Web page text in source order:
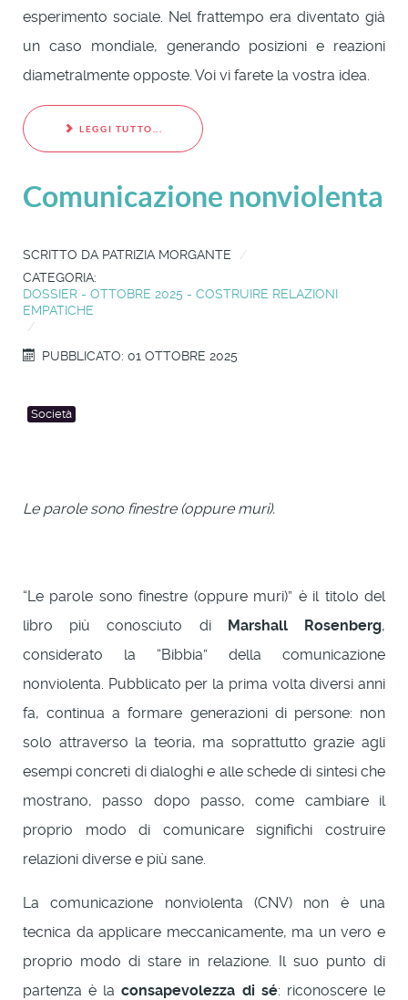
esperimento sociale. Nel frattempo era diventato già
un caso mondiale, generando posizioni e reazioni
diametralmente opposte. Voi vi farete la vostra idea.
LEGGI TUTTO...
Comunicazione nonviolenta
SCRITTO DA PATRIZIA MORGANTE
CATEGORIA:
DOSSIER - OTTOBRE 2025 - COSTRUIRE RELAZIONI
EMPATICHE
PUBBLICATO: 01 OTTOBRE 2025
Società
Le parole sono finestre (oppure muri).
“Le parole sono finestre (oppure muri)” è il titolo del
libro più conosciuto di Marshall Rosenberg,
considerato la “Bibbia” della comunicazione
nonviolenta. Pubblicato per la prima volta diversi anni
fa, continua a formare generazioni di persone: non
solo attraverso la teoria, ma soprattutto grazie agli
esempi concreti di dialoghi e alle schede di sintesi che
mostrano, passo dopo passo, come cambiare il
proprio modo di comunicare significhi costruire
relazioni diverse e più sane.
La comunicazione nonviolenta (CNV) non è una
tecnica da applicare meccanicamente, ma un vero e
proprio modo di stare in relazione. Il suo punto di
partenza è laconsapevolezza di sé: riconoscere le